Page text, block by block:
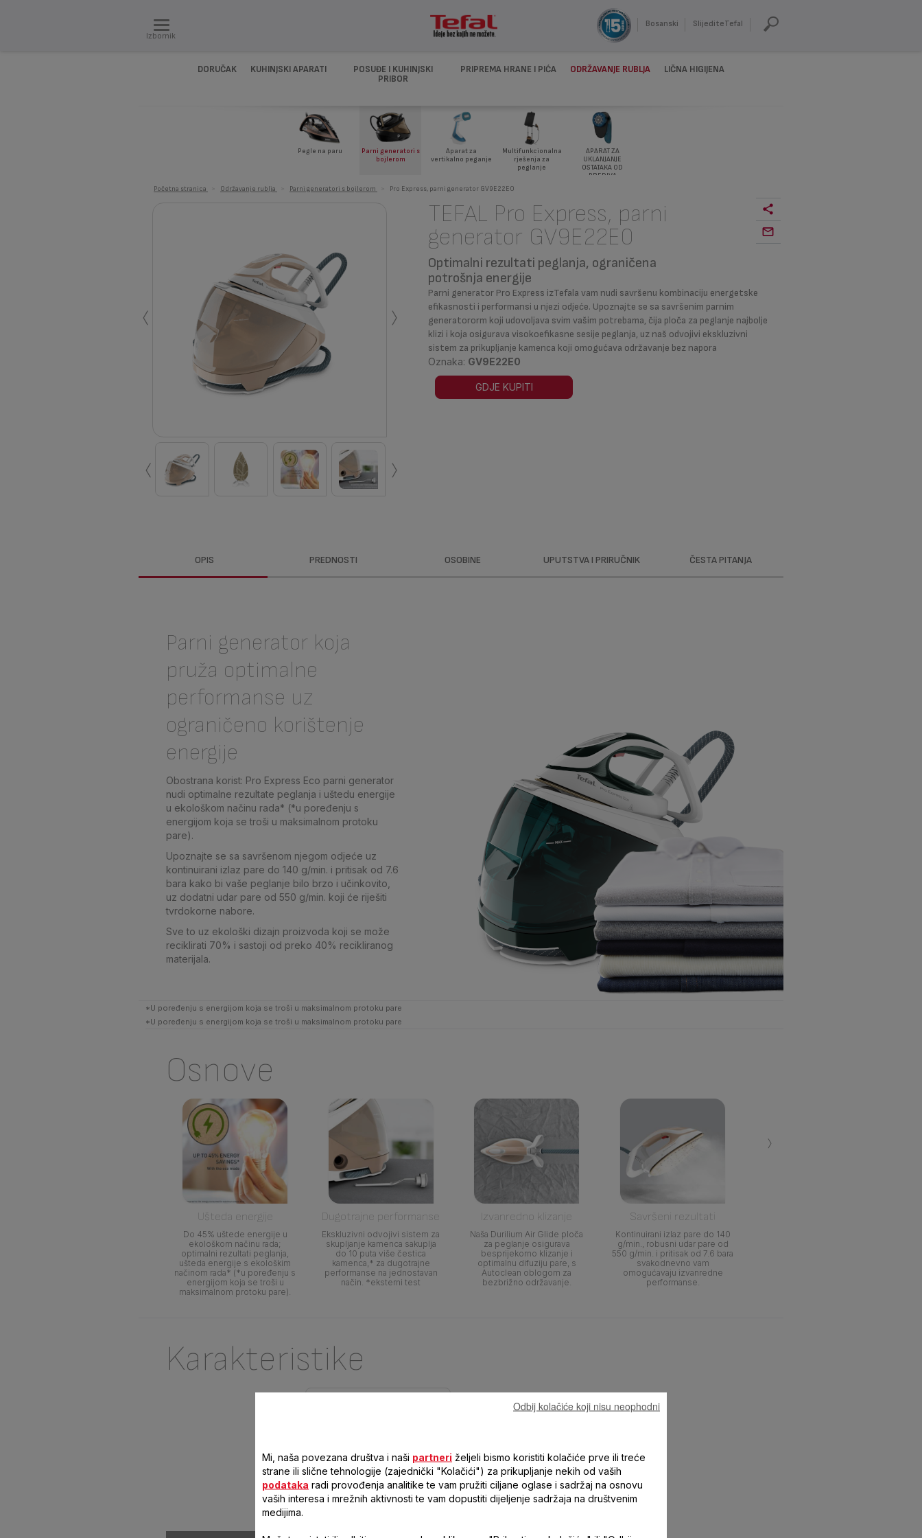
Izbornik
Bosanski SlijediteTefal
DORUČAK KUHINJSKI APARATI
POSUĐE I KUHINJSKI
PRIBOR
PRIPREMA HRANE I PIĆA ODRŽAVANJE RUBLJA LIČNA HIGIJENA
Pegle na paru
Parni generatori s
bojlerom
Aparat za
vertikalno peganje
Multifunkcionalna
rješenja za
peglanje
APARAT ZA
UKLANJANJE
OSTATAKA OD
PREDIVA
Početna stranica
Održavanje rublja Parni generatori s bojlerom Pro Express, parni generator GV9E22E0
‹ ›
‹ ›
TEFAL Pro Express, parni
generator GV9E22E0
Optimalni rezultati peglanja, ograničena
potrošnja energije
Parni generator Pro Express izTefala vam nudi savršenu kombinaciju energetske
efikasnosti i performansi u njezi odjeće. Upoznajte se sa savršenim parnim
generatororm koji udovoljava svim vašim potrebama, čija ploča za peglanje najbolje
klizi i koja osigurava visokoefikasne sesije peglanja, uz naš odvojivi ekskluzivni
sistem za prikupljanje kamenca koji omogućava održavanje bez napora
Oznaka: GV9E22E0
GDJE KUPITI
OPIS PREDNOSTI OSOBINE UPUTSTVA I PRIRUČNIK ČESTA PITANJA
Parni generator koja
pruža optimalne
performanse uz
ograničeno korištenje
energije
Obostrana korist: Pro Express Eco parni generator
nudi optimalne rezultate peglanja i uštedu energije
u ekološkom načinu rada* (*u poređenju s
energijom koja se troši u maksimalnom protoku
pare).
Upoznajte se sa savršenom njegom odjeće uz
kontinuirani izlaz pare do 140 g/min. i pritisak od 7.6
bara kako bi vaše peglanje bilo brzo i učinkovito,
uz dodatni udar pare od 550 g/min. koji će riješiti
tvrdokorne nabore.
Sve to uz ekološki dizajn proizvoda koji se može
reciklirati 70% i sastoji od preko 40% recikliranog
materijala.
*U poređenju s energijom koja se troši u maksimalnom protoku pare
*U poređenju s energijom koja se troši u maksimalnom protoku pare
Osnove
Ušteda energije
Do 45% uštede energije u
ekološkom načinu rada;
optimalni rezultati peglanja,
ušteda energije s ekološkim
načinom rada* (*u poređenju s
energijom koja se troši u
maksimalnom protoku pare).
Dugotrajne performanse
Ekskluzivni odvojivi sistem za
skupljanje kamenca sakuplja
do 10 puta više čestica
kamenca,* za dugotrajne
performanse na jednostavan
način. *eksterni test
Izvanredno klizanje
Naša Durilium Air Glide ploča
za peglanje osigurava
besprijekorno klizanje i
optimalnu difuziju pare, s
Autoclean oblogom za
bezbrižno održavanje.
Savršeni rezultati
Kontinuirani izlaz pare do 140
g/min., robusni udar pare od
550 g/min. i pritisak od 7.6 bara
svakodnevno vam
omogućavaju izvanredne
performanse.
›
Karakteristike
Mi, naša povezana društva i naši partneri željeli bismo koristiti kolačiće prve ili treće
strane ili slične tehnologije (zajednički "Kolačići") za prikupljanje nekih od vaših
podataka radi provođenja analitike te vam pružiti ciljane oglase i sadržaj na osnovu
vaših interesa i mrežnih aktivnosti te vam dopustiti dijeljenje sadržaja na društvenim
medijima.
Odbij kolačiće koji nisu neophodni